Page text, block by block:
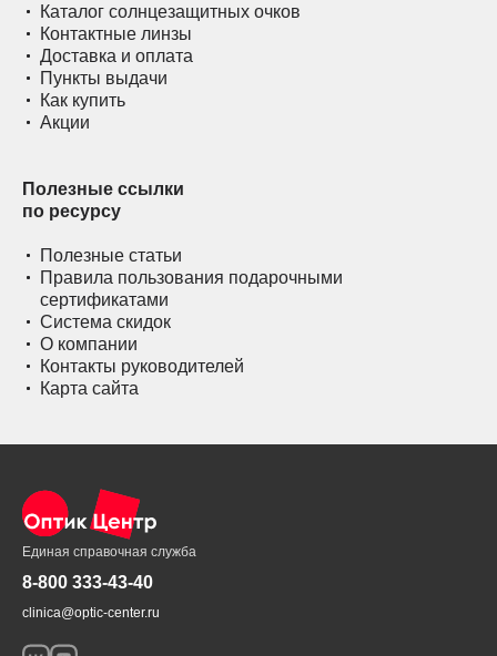
Каталог солнцезащитных очков
Контактные линзы
Доставка и оплата
Пункты выдачи
Как купить
Акции
Полезные ссылки
по ресурсу
Полезные статьи
Правила пользования подарочными
сертификатами
Система скидок
О компании
Контакты руководителей
Карта сайта
Единая справочная служба
8-800 333-43-40
clinica@optic-center.ru